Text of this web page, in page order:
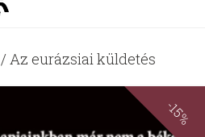
/ Az eurázsiai küldetés
-15%